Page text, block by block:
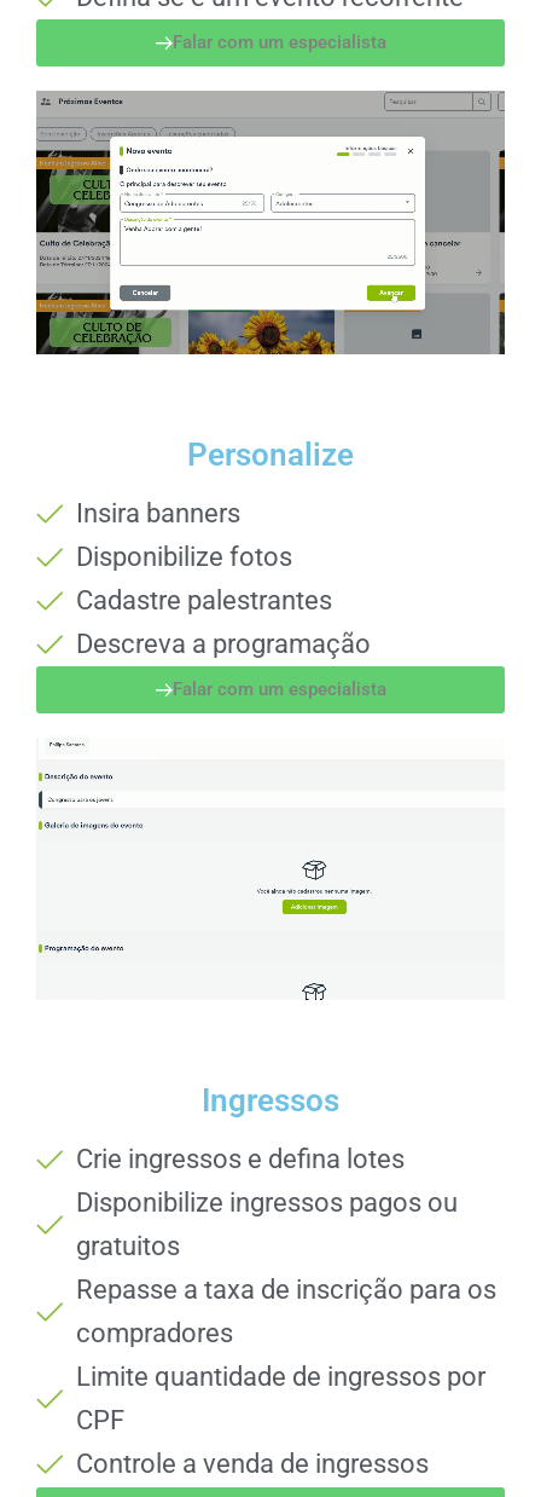
Falar com um especialista
Personalize
Insira banners
Disponibilize fotos
Cadastre palestrantes
Descreva a programação
Falar com um especialista
Ingressos
Crie ingressos e defina lotes
Disponibilize ingressos pagos ou
gratuitos
Repasse a taxa de inscrição para os
compradores
Limite quantidade de ingressos por
CPF
Controle a venda de ingressos